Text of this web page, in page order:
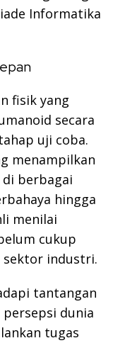
Informatika
fisik yang
secara
uji coba.
menampilkan
berbagai
hingga
menilai
cukup
sektor industri.
tantangan
dunia
tugas